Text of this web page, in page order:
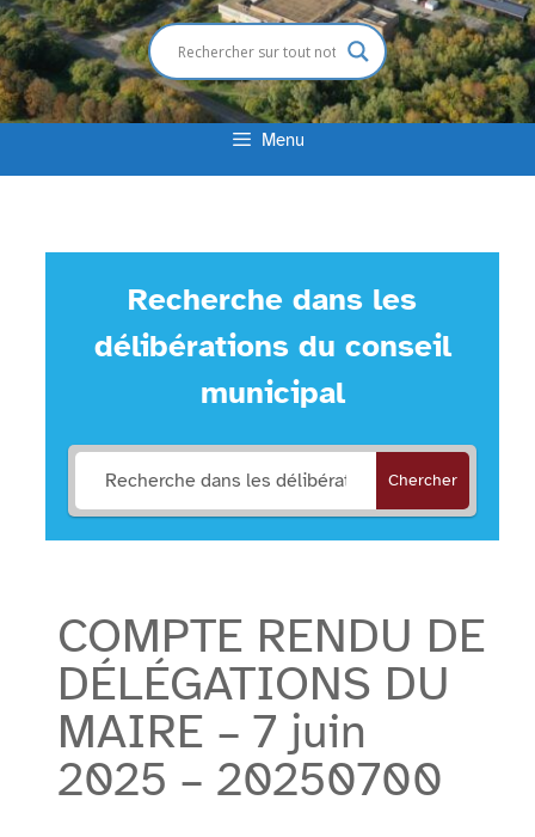
Menu
Recherche dans les
délibérations du conseil
municipal
Chercher
COMPTE RENDU DE
DÉLÉGATIONS DU
MAIRE – 7 juin
2025 – 20250700